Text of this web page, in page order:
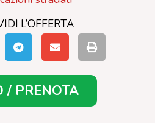
L’OFFERTA
/ PRENOTA